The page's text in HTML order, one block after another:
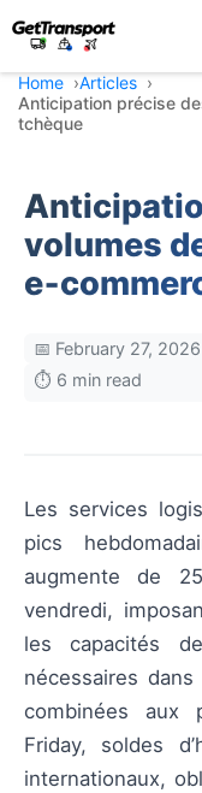
Home
Articles
Anticipation précise
tchèque
volumes
📅 February 27, 2026
⏱️ 6 min read
Les services
pics
augmente de
vendredi,
les capacités
nécessaires
combinées aux
Friday, soldes
internationaux,